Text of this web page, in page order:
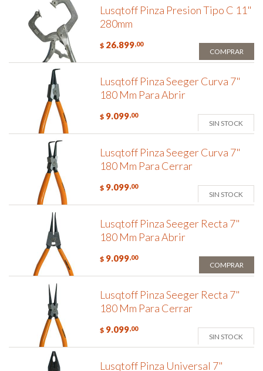
Lusqtoff Pinza Presion Tipo C 11"
280mm
$ 26.899,00
COMPRAR
Lusqtoff Pinza Seeger Curva 7"
180 Mm Para Abrir
$ 9.099,00
SIN STOCK
Lusqtoff Pinza Seeger Curva 7"
180 Mm Para Cerrar
$ 9.099,00
SIN STOCK
Lusqtoff Pinza Seeger Recta 7"
180 Mm Para Abrir
$ 9.099,00
COMPRAR
Lusqtoff Pinza Seeger Recta 7"
180 Mm Para Cerrar
$ 9.099,00
SIN STOCK
Lusqtoff Pinza Universal 7"